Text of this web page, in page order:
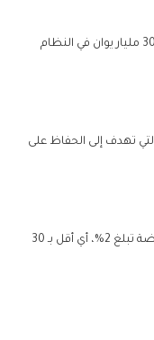
أعلن بنك الشعب الصيني اليوم الأربعاء، ضخ 300 مليار يوان في النظام
تهدف إلى الحفاظ على
جرت عملية الإقراض لمدة عام واحد بفائدة مخفضة تبلغ 2%، أي أقل بـ 30